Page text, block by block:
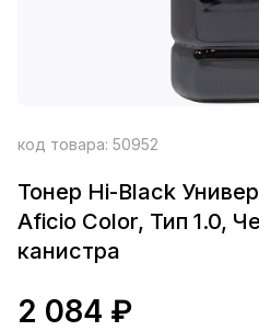
код товара: 50952
Тонер Hi-Black
Aficio Color, Тип 1.0,
канистра
2 084 ₽